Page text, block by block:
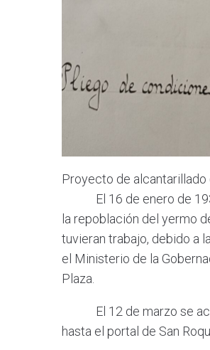
Proyecto de alcantarillado
El 16 de enero de 1932
la repoblación del yermo
tuvieran trabajo, debido a la
el Ministerio de la
Plaza.
El 12 de marzo se
hasta el portal de San